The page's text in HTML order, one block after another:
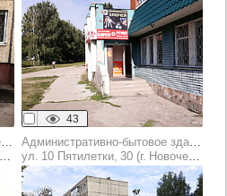
43
Административно-бытовое здание
ул. 10 Пятилетки, 30 (г. Новочебоксарск)